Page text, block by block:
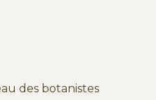
des botanistes